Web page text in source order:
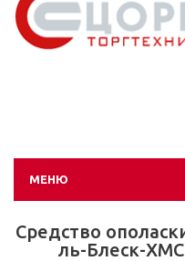
МЕНЮ
Средство
ль-Блеск-